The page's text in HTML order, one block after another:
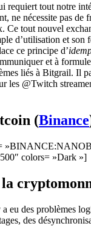
requiert tout notre
ne nécessite pas de
Ce tout nouvel
d’utilisation et son
ce principe d’
et à
liés à Bitgrail. Il
les @Twitch
(Binance
colors= »Dark »]
eu des problèmes
des